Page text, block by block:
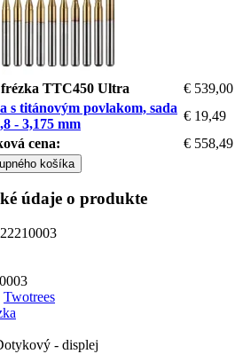
TTC450 Ultra
€ 539,00
s titánovým povlakom, sada
- 3,175 mm
€ 19,49
cena:
€ 558,49
košíka
údaje o produkte
Twotrees
- displej